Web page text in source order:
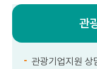
관
관광기업지원 상